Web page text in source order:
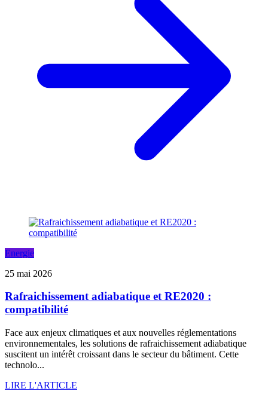
Energie
25 mai 2026
Rafraichissement adiabatique et RE2020 :
compatibilité
Face aux enjeux climatiques et aux nouvelles réglementations
environnementales, les solutions de rafraichissement adiabatique
suscitent un intérêt croissant dans le secteur du bâtiment. Cette
technolo...
LIRE L'ARTICLE